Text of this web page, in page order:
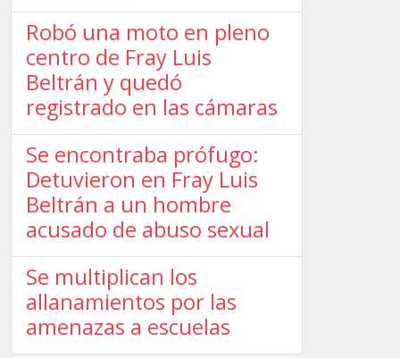
Robó una moto en pleno
centro de Fray Luis
Beltrán y quedó
registrado en las cámaras
Se encontraba prófugo:
Detuvieron en Fray Luis
Beltrán a un hombre
acusado de abuso sexual
Se multiplican los
allanamientos por las
amenazas a escuelas